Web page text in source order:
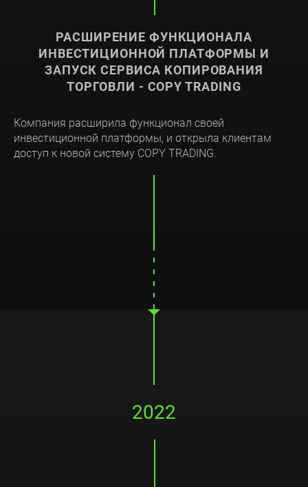
РАСШИРЕНИЕ ФУНКЦИОНАЛА
ИНВЕСТИЦИОННОЙ ПЛАТФОРМЫ И
ЗАПУСК СЕРВИСА КОПИРОВАНИЯ
ТОРГОВЛИ - COPY TRADING
Компания расширила функционал своей
инвестиционной платформы, и открыла клиентам
доступ к новой систему COPY TRADING.
2022